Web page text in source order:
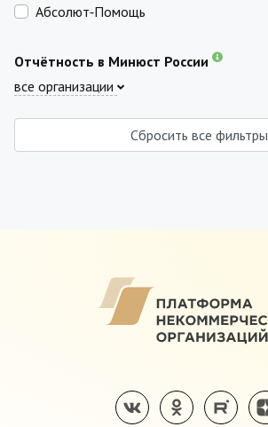
Абсолют‑Помощь
Отчётность в Минюст России
все организации
Сбросить все фильтры